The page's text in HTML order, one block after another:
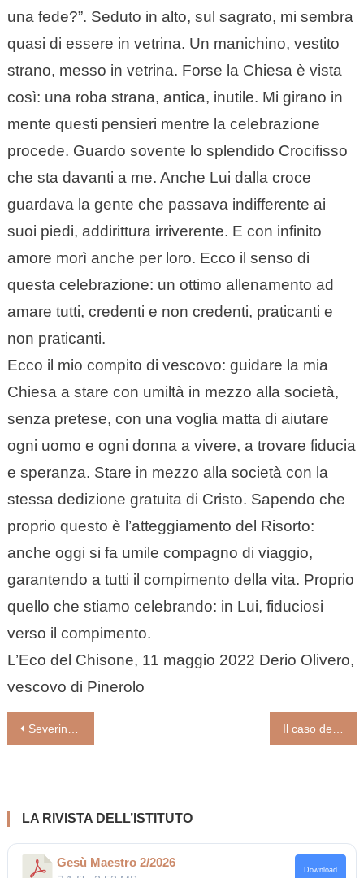
una fede?”. Seduto in alto, sul sagrato, mi sembra
quasi di essere in vetrina. Un manichino, vestito
strano, messo in vetrina. Forse la Chiesa è vista
così: una roba strana, antica, inutile. Mi girano in
mente questi pensieri mentre la celebrazione
procede. Guardo sovente lo splendido Crocifisso
che sta davanti a me. Anche Lui dalla croce
guardava la gente che passava indifferente ai
suoi piedi, addirittura irriverente. E con infinito
amore morì anche per loro. Ecco il senso di
questa celebrazione: un ottimo allenamento ad
amare tutti, credenti e non credenti, praticanti e
non praticanti.
Ecco il mio compito di vescovo: guidare la mia
Chiesa a stare con umiltà in mezzo alla società,
senza pretese, con una voglia matta di aiutare
ogni uomo e ogni donna a vivere, a trovare fiducia
e speranza. Stare in mezzo alla società con la
stessa dedizione gratuita di Cristo. Sapendo che
proprio questo è l’atteggiamento del Risorto:
anche oggi si fa umile compagno di viaggio,
garantendo a tutti il compimento della vita. Proprio
quello che stiamo celebrando: in Lui, fiduciosi
verso il compimento.
L’Eco del Chisone, 11 maggio 2022 Derio Olivero,
vescovo di Pinerolo
Navigazione
Severino Dianich: «Per le chiese è tempo di rivoluzione domestica» Il caso della celebrazione in mare. Sì, la Messa con Gesù vale il vestito della festa (intervento di Pierangelo Sequeri)
LA RIVISTA DELL’ISTITUTO
Gesù Maestro 2/2026
Download